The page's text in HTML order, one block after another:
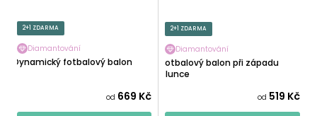
2+1 ZDARMA
Diamantování
Dynamický fotbalový balon
od 669 Kč
2+1 ZDARMA
Diamantování
Fotbalový balon při západu
slunce
od 519 Kč